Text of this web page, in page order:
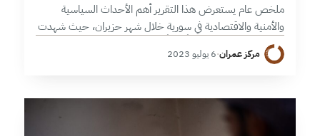
ملخص عام يستعرض هذا التقرير أهم الأحداث السياسية
والأمنية والاقتصادية في سورية خلال شهر حزيران، حيث شهدت
الجغرافيا السورية تصعيداً أمنياً في مختلف مناطق النفوذ، بدءً
بالتصعيد الروسي في إدلب،…
مركز عمران·6 يوليو 2023